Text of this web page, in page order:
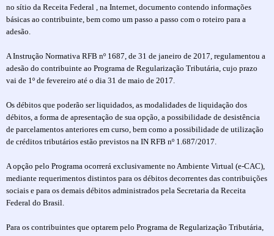
no sítio da Receita Federal , na Internet, documento contendo informações
básicas ao contribuinte, bem como um passo a passo com o roteiro para a
adesão.
A Instrução Normativa RFB nº 1687, de 31 de janeiro de 2017, regulamentou a
adesão do contribuinte ao Programa de Regularização Tributária, cujo prazo
vai de 1º de fevereiro até o dia 31 de maio de 2017.
Os débitos que poderão ser liquidados, as modalidades de liquidação dos
débitos, a forma de apresentação de sua opção, a possibilidade de desistência
de parcelamentos anteriores em curso, bem como a possibilidade de utilização
de créditos tributários estão previstos na IN RFB nº 1.687/2017.
A opção pelo Programa ocorrerá exclusivamente no Ambiente Virtual (e-CAC),
mediante requerimentos distintos para os débitos decorrentes das contribuições
sociais e para os demais débitos administrados pela Secretaria da Receita
Federal do Brasil.
Para os contribuintes que optarem pelo Programa de Regularização Tributária,